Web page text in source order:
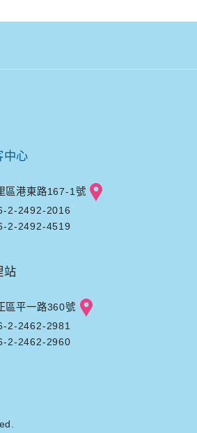
中心
區港東路167-1號
2-2492-2016
2-2492-4519
站
區平一路360號
2-2462-2981
2-2462-2960